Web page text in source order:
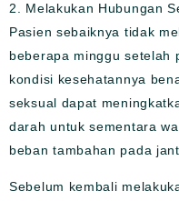
2. Melakukan Hubungan
Pasien sebaiknya tidak
beberapa minggu setelah
kondisi kesehatannya
seksual dapat
darah untuk sementara
beban tambahan pada
Sebelum kembali